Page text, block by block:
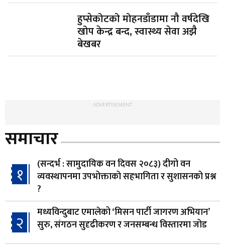
हुप्सेकोटको मोहनडाँडामा नौ वर्षदेखि
खोप केन्द्र बन्द, स्वास्थ्य सेवा अझै
बेखबर
ADVERTISEMENT
समाचार
१
(सन्दर्भ : सामुदायिक वन दिवस २०८३) दीगो वन
व्यवस्थापनमा उपभोक्ताको सहभागिता र सुशासनको प्रश्न
?
२
मध्यविन्दुबाट एमालेको ‘मिसन पार्टी जागरण अभियान’
सुरु, संगठन सुदृढीकरण र जनसम्बन्ध विस्तारमा जोड